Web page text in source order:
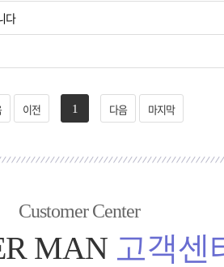
다
이전 1 다음 마지막
Customer Center
MAN 고객센